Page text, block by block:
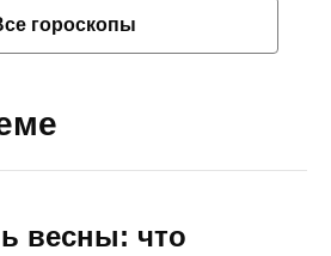
гороскопы
весны: что